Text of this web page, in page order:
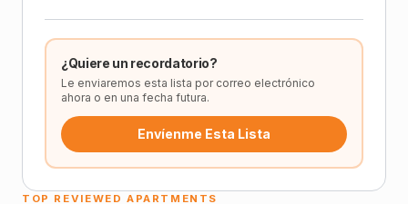
¿Quiere un recordatorio?
Le enviaremos esta lista por correo electrónico
ahora o en una fecha futura.
Envíenme Esta Lista
TOP REVIEWED APARTMENTS